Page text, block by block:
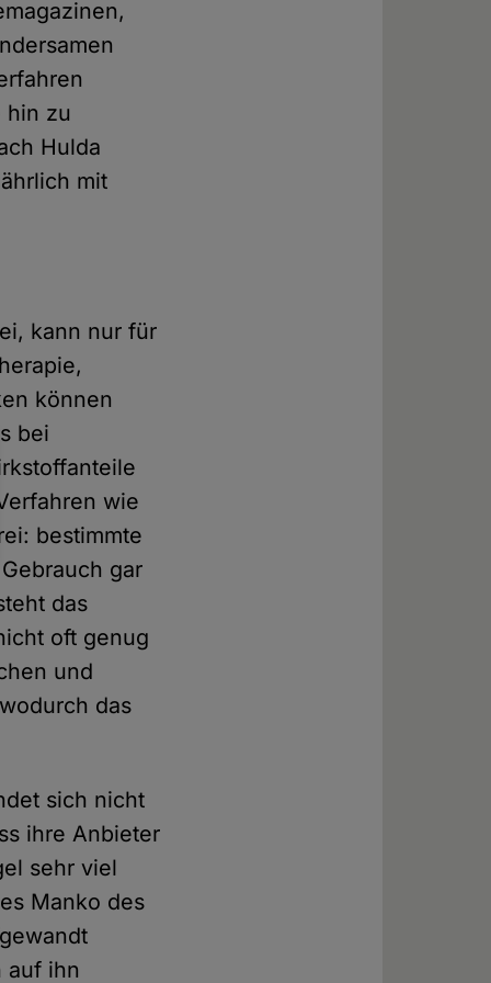
hin zu
Hulda
mit
kann nur für
können
bei
wie
bestimmte
gar
das
oft genug
und
das
sich nicht
ihre Anbieter
sehr viel
Manko des
auf ihn